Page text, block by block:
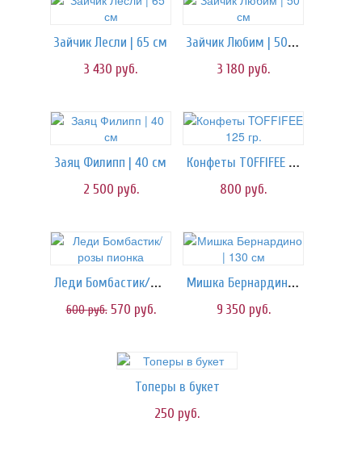
Зайчик Лесли | 65 см
3 430 руб.
Зайчик Любим | 50 см
3 180 руб.
Заяц Филипп | 40 см
2 500 руб.
Конфеты TOFFIFEE 125 гр.
800 руб.
Леди Бомбастик/розы пионка
600руб. 570 руб.
Мишка Бернардино | 130 см
9 350 руб.
Топеры в букет
250 руб.